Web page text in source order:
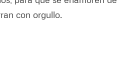
con orgullo.